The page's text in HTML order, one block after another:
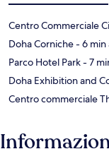
Centro Commerciale
Doha Corniche- 6 min
Parco Hotel Park- 7
Doha Exhibition and
Centro commerciale